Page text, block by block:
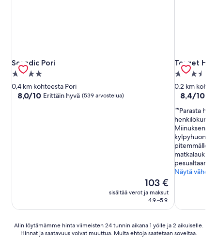
Scandic Pori
Scandic Pori
4.0
tähden
majoituspaikka
0,4 km kohteesta Pori
8.0
8,0/10 Erittäin hyvä (539 arvostelua)
Hinta
on
103 €
103 €
sisältää verot ja maksut
4.9.–5.9.
Torget
Torget
3.5
tähden
0,2 km
8.4
10,
Erittäin
hyvä,
(519
arvostelua)
8,4/10
”Parasta
henkilökunta
Miinuksena
pitemmälle
pesualtaan ja
Näytä
Alin
löytämämme
Alin löytämämme hinta viimeisten 24 tunnin aikana 1 yölle ja 2 aikuiselle.
Hinnat ja saatavuus voivat muuttua. Muita ehtoja saatetaan soveltaa.